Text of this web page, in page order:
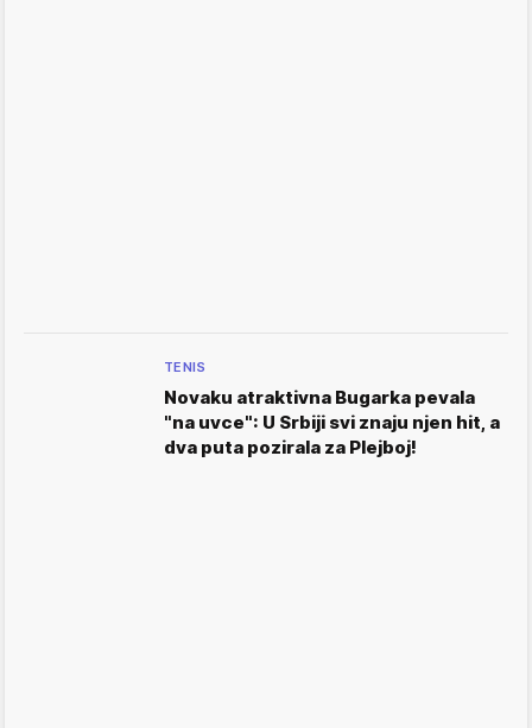
TENIS
Novaku atraktivna Bugarka pevala
"na uvce": U Srbiji svi znaju njen hit, a
dva puta pozirala za Plejboj!